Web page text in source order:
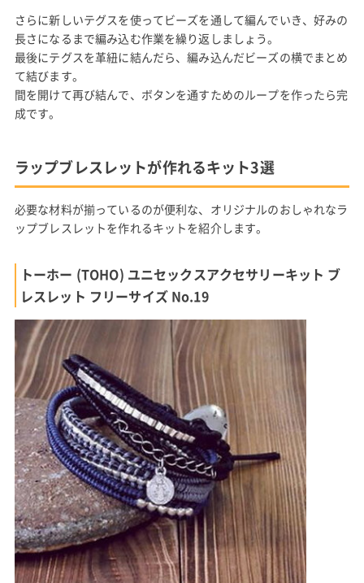
さらに新しいテグスを使ってビーズを通して編んでいき、好みの
長さになるまで編み込む作業を繰り返しましょう。
最後にテグスを革紐に結んだら、編み込んだビーズの横でまとめ
て結びます。
間を開けて再び結んで、ボタンを通すためのループを作ったら完
成です。
ラップブレスレットが作れるキット3選
必要な材料が揃っているのが便利な、オリジナルのおしゃれなラ
ップブレスレットを作れるキットを紹介します。
トーホー (TOHO) ユニセックスアクセサリーキット ブ
レスレット フリーサイズ No.19